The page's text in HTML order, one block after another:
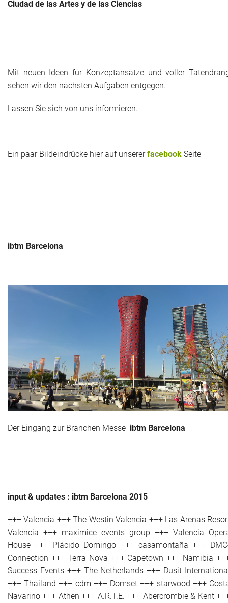
Ciudad de las Artes y de las Ciencias
Mit neuen Ideen für Konzeptansätze und voller
sehen wir den nächsten Aufgaben entgegen.
Lassen Sie sich von uns informieren.
Ein paar Bildeindrücke hier auf unsererfacebook Seite
ibtm Barcelona
Der Eingang zur Branchen Messe ibtm Barcelona
input & updates : ibtm Barcelona 2015
+++ Valencia +++ The Westin Valencia +++ Las Arenas
Valencia +++ maximice events group +++ Valencia
House +++ Plácido Domingo +++ casamontaña +++
Connection +++ Terra Nova +++ Capetown +++ Namibia
Success Events +++ The Netherlands +++ Dusit
+++ Thailand +++ cdm +++ Domset +++ starwood +++
Navarino +++ Athen +++ A.R.T.E. +++ Abercrombie & Kent